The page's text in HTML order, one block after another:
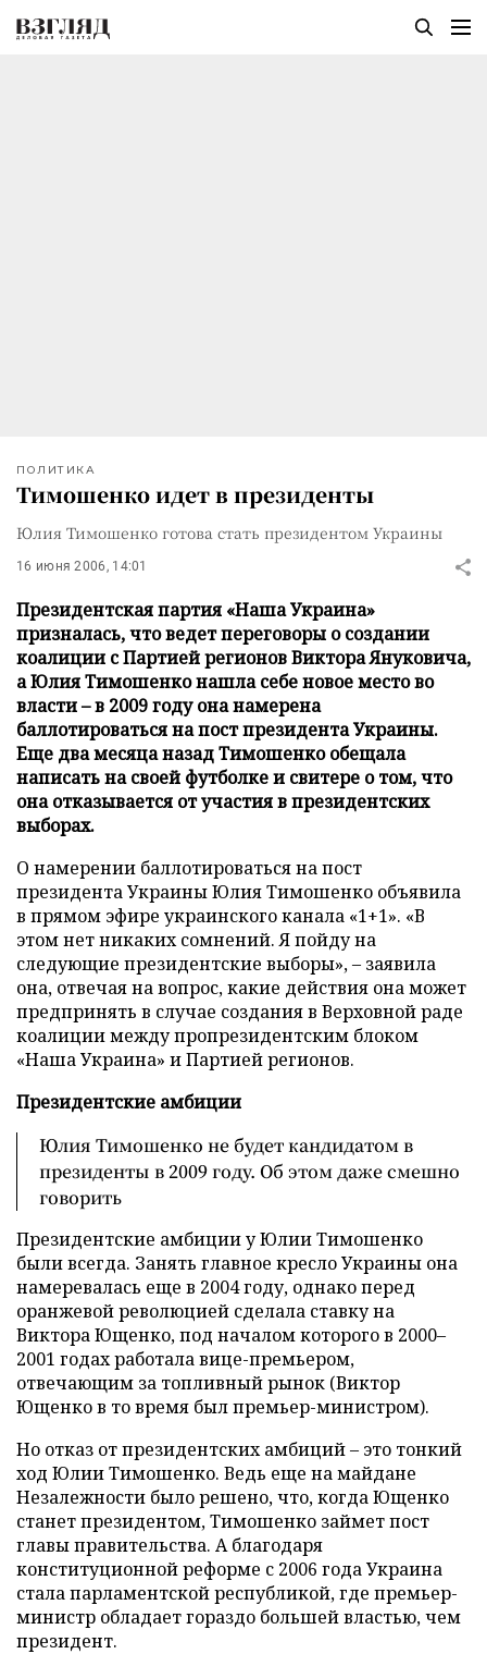
ПОЛИТИКА
Тимошенко идет в президенты
Юлия Тимошенко готова стать президентом Украины
16 июня 2006, 14:01
Президентская партия «Наша Украина»
призналась, что ведет переговоры о создании
коалиции с Партией регионов Виктора Януковича,
а Юлия Тимошенко нашла себе новое место во
власти – в 2009 году она намерена
баллотироваться на пост президента Украины.
Еще два месяца назад Тимошенко обещала
написать на своей футболке и свитере о том, что
она отказывается от участия в президентских
выборах.
О намерении баллотироваться на пост
президента Украины Юлия Тимошенко объявила
в прямом эфире украинского канала «1+1». «В
этом нет никаких сомнений. Я пойду на
следующие президентские выборы», – заявила
она, отвечая на вопрос, какие действия она может
предпринять в случае создания в Верховной раде
коалиции между пропрезидентским блоком
«Наша Украина» и Партией регионов.
Президентские амбиции
Юлия Тимошенко не будет кандидатом в
президенты в 2009 году. Об этом даже смешно
говорить
Президентские амбиции у Юлии Тимошенко
были всегда. Занять главное кресло Украины она
намеревалась еще в 2004 году, однако перед
оранжевой революцией сделала ставку на
Виктора Ющенко, под началом которого в 2000–
2001 годах работала вице-премьером,
отвечающим за топливный рынок (Виктор
Ющенко в то время был премьер-министром).
Но отказ от президентских амбиций – это тонкий
ход Юлии Тимошенко. Ведь еще на майдане
Незалежности было решено, что, когда Ющенко
станет президентом, Тимошенко займет пост
главы правительства. А благодаря
конституционной реформе с 2006 года Украина
стала парламентской республикой, где премьер-
министр обладает гораздо большей властью, чем
президент.